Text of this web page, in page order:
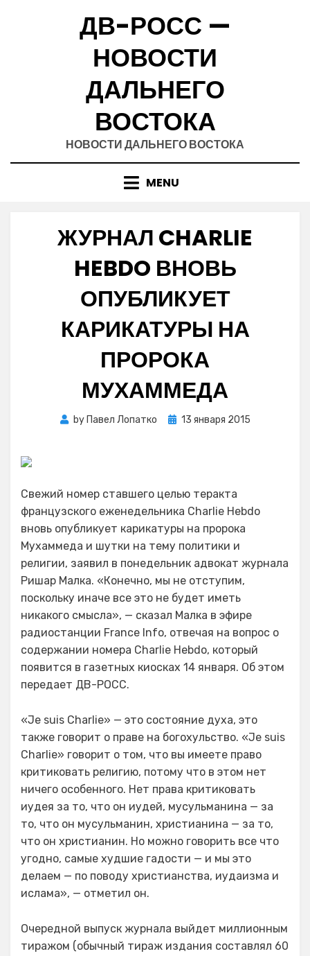
ДВ-РОСС —
НОВОСТИ
ДАЛЬНЕГО
ВОСТОКА
НОВОСТИ ДАЛЬНЕГО ВОСТОКА
MENU
ЖУРНАЛ CHARLIE
HEBDO ВНОВЬ
ОПУБЛИКУЕТ
КАРИКАТУРЫ НА
ПРОРОКА
МУХАММЕДА
by Павел Лопатко
Posted
13 января 2015
Свежий номер ставшего целью теракта
французского еженедельника Charlie Hebdo
вновь опубликует карикатуры на пророка
Мухаммеда и шутки на тему политики и
религии, заявил в понедельник адвокат журнала
Ришар Малка. «Конечно, мы не отступим,
поскольку иначе все это не будет иметь
никакого смысла», — сказал Малка в эфире
радиостанции France Info, отвечая на вопрос о
содержании номера Charlie Hebdo, который
появится в газетных киосках 14 января. Об этом
передает ДВ-РОСС.
«Je suis Charlie» — это состояние духа, это
также говорит о праве на богохульство. «Je suis
Charlie» говорит о том, что вы имеете право
критиковать религию, потому что в этом нет
ничего особенного. Нет права критиковать
иудея за то, что он иудей, мусульманина — за
то, что он мусульманин, христианина — за то,
что он христианин. Но можно говорить все что
угодно, самые худшие гадости — и мы это
делаем — по поводу христианства, иудаизма и
ислама», — отметил он.
Очередной выпуск журнала выйдет миллионным
тиражом (обычный тираж издания составлял 60